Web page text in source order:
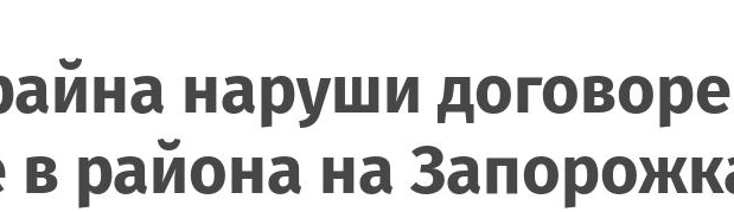
наруши
района на